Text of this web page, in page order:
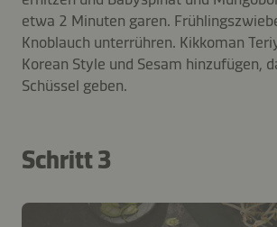
etwa 2 Minuten garen.
Knoblauch unterrühren. Kikkoman
Korean Style und Sesam hinzufügen,
Schüssel geben.
Schritt 3